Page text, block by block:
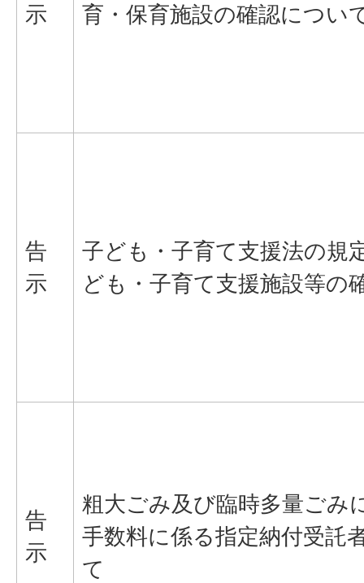
示
育・保育施設の確認につい
告
示
子ども・子育て支援法の規
ども・子育て支援施設等の
告
示
粗大ごみ及び臨時多量ごみ
手数料に係る指定納付受託
て